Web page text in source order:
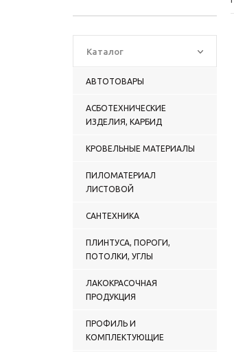
Каталог
АВТОТОВАРЫ
АСБОТЕХНИЧЕСКИЕ
ИЗДЕЛИЯ, КАРБИД
КРОВЕЛЬНЫЕ МАТЕРИАЛЫ
ПИЛОМАТЕРИАЛ
ЛИСТОВОЙ
САНТЕХНИКА
ПЛИНТУСА, ПОРОГИ,
ПОТОЛКИ, УГЛЫ
ЛАКОКРАСОЧНАЯ
ПРОДУКЦИЯ
ПРОФИЛЬ И
КОМПЛЕКТУЮЩИЕ